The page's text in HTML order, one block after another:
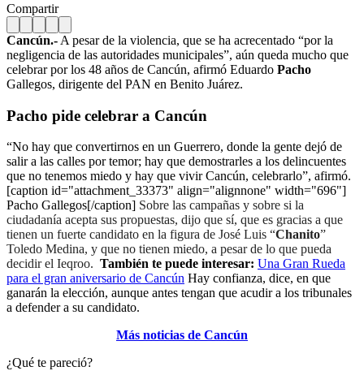
Compartir
Cancún.- A pesar de la violencia, que se ha acrecentado “por la
negligencia de las autoridades municipales”, aún queda mucho que
celebrar por los 48 años de Cancún, afirmó Eduardo Pacho
Gallegos, dirigente del PAN en Benito Juárez.
Pacho pide celebrar a Cancún
“No hay que convertirnos en un Guerrero, donde la gente dejó de
salir a las calles por temor; hay que demostrarles a los delincuentes
que no tenemos miedo y hay que vivir Cancún, celebrarlo”, afirmó.
[caption id="attachment_33373" align="alignnone" width="696"]
Pacho Gallegos[/caption] Sobre las campañas y sobre si la
ciudadanía acepta sus propuestas, dijo que sí, que es gracias a que
tienen un fuerte candidato en la figura de José Luis “Chanito”
Toledo Medina, y que no tienen miedo, a pesar de lo que pueda
decidir el Ieqroo. También te puede interesar: Una Gran Rueda
para el gran aniversario de Cancún Hay confianza, dice, en que
ganarán la elección, aunque antes tengan que acudir a los tribunales
a defender a su candidato.
Más noticias de Cancún
¿Qué te pareció?